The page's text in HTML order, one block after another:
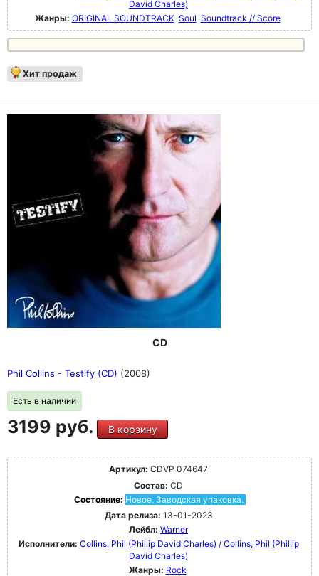
David Charles)
Жанры: ORIGINAL SOUNDTRACK Soul Soundtrack // Score
Хит продаж
CD
Phil Collins - Testify (CD) (2008)
Есть в наличии
3199 руб. В корзину
Артикул: CDVP 074647
Состав: CD
Состояние: Новое. Заводская упаковка.
Дата релиза: 13-01-2023
Лейбл: Warner
Исполнители: Collins, Phil (Phillip David Charles) / Collins, Phil (Phillip
David Charles)
Жанры: Rock